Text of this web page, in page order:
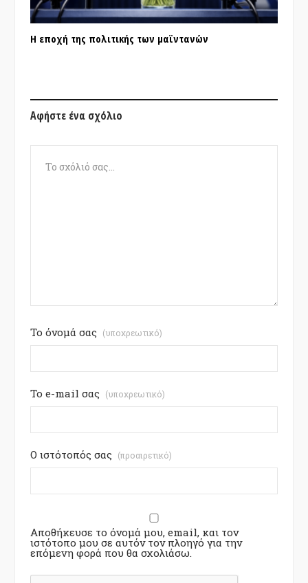
Η εποχή της πολιτικής των μαϊντανών
Αφήστε ένα σχόλιο
Το όνομά σας (υποχρεωτικό)
Το e-mail σας (υποχρεωτικό)
Ο ιστότοπός σας (προαιρετικό)
Αποθήκευσε το όνομά μου, email, και τον
ιστότοπο μου σε αυτόν τον πλοηγό για την
επόμενη φορά που θα σχολιάσω.